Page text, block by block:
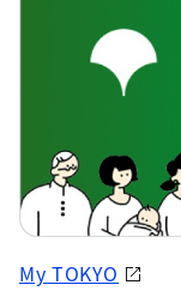
My TOKYO